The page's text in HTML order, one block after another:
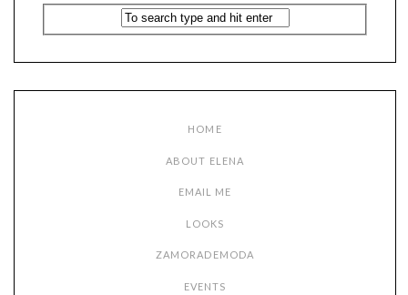
HOME
ABOUT ELENA
EMAIL ME
LOOKS
ZAMORADEMODA
EVENTS